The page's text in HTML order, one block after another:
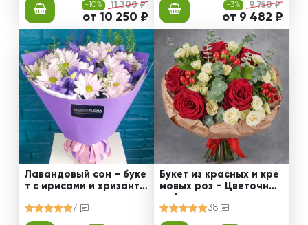
-10% 11 300 ₽
от 10 250 ₽
-3% 9 750 ₽
от 9 482 ₽
Лавандовый сон – буке
т с ирисами и хризанте
7
Букет из красных и кре
мовых роз – Цветочный
38